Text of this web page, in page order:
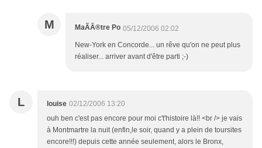
M MaÃÂ®tre Po 05/12/2006 02:02
New-York en Concorde... un rêve qu'on ne peut plus
réaliser... arriver avant d'être parti ;-)
L louise 02/12/2006 13:20
ouh ben c'est pas encore pour moi c't'histoire là!! <br /> je vais
à Montmartre la nuit (enfin,le soir, quand y a plein de toursites
encore!!!) depuis cette année seulement, alors le Bronx,